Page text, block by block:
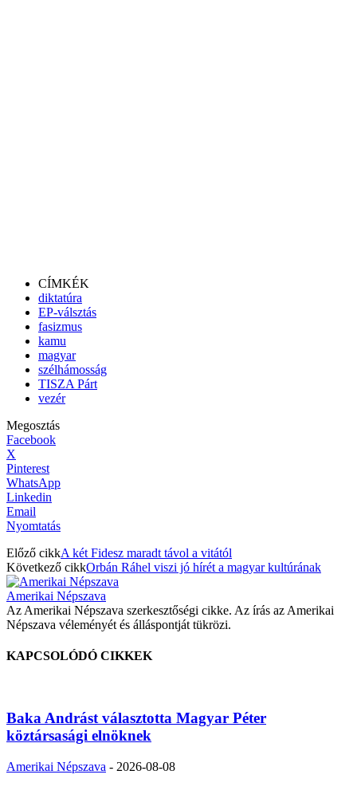
CÍMKÉK
diktatúra
EP-válsztás
fasizmus
kamu
magyar
szélhámosság
TISZA Párt
vezér
Megosztás
Facebook
X
Pinterest
WhatsApp
Linkedin
Email
Nyomtatás
Előző cikkA két Fidesz maradt távol a vitától
Következő cikkOrbán Ráhel viszi jó hírét a magyar kultúrának
Amerikai Népszava
Az Amerikai Népszava szerkesztőségi cikke. Az írás az Amerikai
Népszava véleményét és álláspontját tükrözi.
KAPCSOLÓDÓ CIKKEK
Baka Andrást választotta Magyar Péter
köztársasági elnöknek
Amerikai Népszava - 2026-08-08